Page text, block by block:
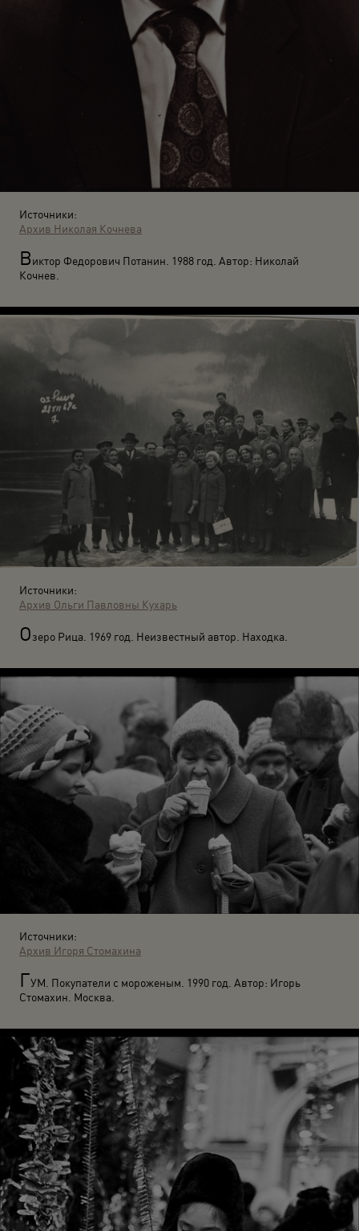
Источники:
Архив Николая Кочнева
Виктор Федорович Потанин. 1988 год. Автор: Николай
Кочнев.
Источники:
Архив Ольги Павловны Кухарь
Озеро Рица. 1969 год. Неизвестный автор. Находка.
Источники:
Архив Игоря Стомахина
ГУМ. Покупатели с мороженым. 1990 год. Автор: Игорь
Стомахин. Москва.